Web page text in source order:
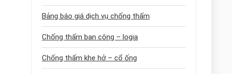
Bảng báo giá dịch vụ chống thấm
Chống thấm ban công – logia
Chống thấm khe hở – cổ ống